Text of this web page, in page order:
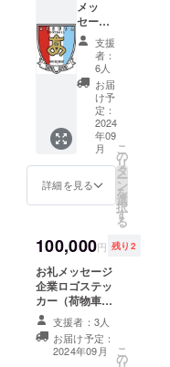
枚）
メッ
セージ
エンブ
レムス
テッ
カー
（大中
小各１
枚） 熱
田高校
サッ
カー部
応援T
シャツ
２枚 熱
サッ
カー部
公式戦
ユニ
フォー
支援
者：
6人
お届
け予
定：
2024
年09
月
詳細を見る
こ
の
リ
タ
ー
ン
を
選
択
す
る
100,000円 残り2
お礼メッセージ
企業ロゴステッ
カー（荷物車に
貼付） ＊備考欄
に「企業名」を
入れてくださ
い。 後日メー
支援者：3人
お届け予定：
2024年09月
こ
の